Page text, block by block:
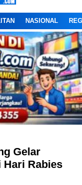
NASIONAL
Gelar
Rabies